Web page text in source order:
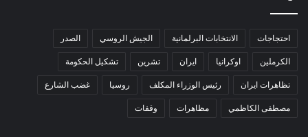
احتجاجات الانتخابات البرلمانية الجيش الروسي الصدر
الكرملين اوكرانيا ايران تشرين تشكيل الحكومة
تظاهرات ايران رئيس الوزراء المكلف روسيا غضب الشارع
مصطفى الكاظمي مظاهرات وقفات